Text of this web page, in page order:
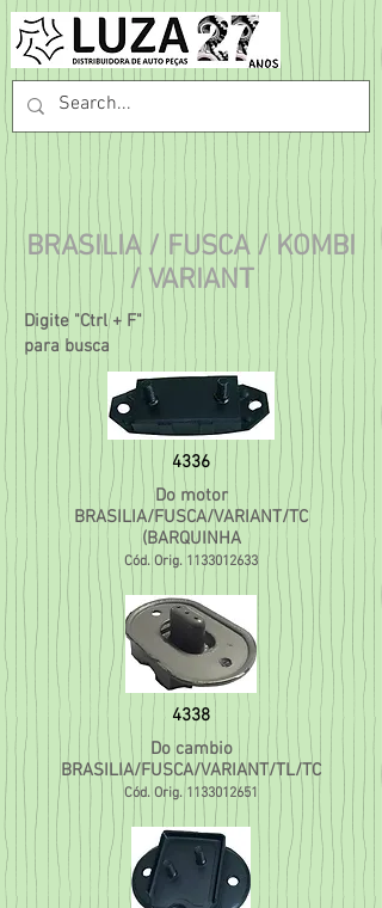
BRASILIA / FUSCA / KOMBI
/ VARIANT
Digite "Ctrl + F"
para busca
4336
Do motor
BRASILIA/FUSCA/VARIANT/TC
(BARQUINHA
Cód. Orig. 1133012633
4338
Do cambio
BRASILIA/FUSCA/VARIANT/TL/TC
Cód. Orig. 1133012651